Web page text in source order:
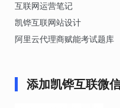
互联网运营笔记
凯铧互联网站设计
阿里云代理商赋能考试题库
添加凯铧互联微